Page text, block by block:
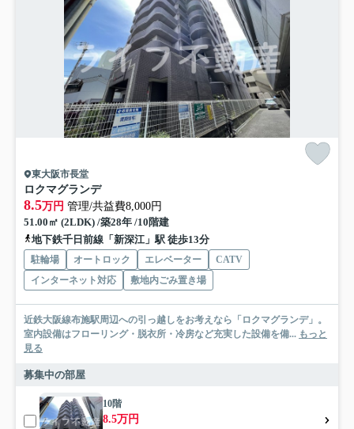
東大阪市長堂
ロクマグランデ
8.5万円 管理/共益費8,000円
51.00㎡ (2LDK) /築28年 /10階建
地下鉄千日前線「新深江」駅 徒歩13分
駐輪場 オートロック エレベーター
CATV
インターネット対応
敷地内ごみ置き場
近鉄大阪線布施駅周辺への引っ越しをお考えなら「ロクマグランデ」。
室内設備はフローリング・脱衣所・冷房など充実した設備を備... もっと
見る
募集中の部屋
10階
8.5万円